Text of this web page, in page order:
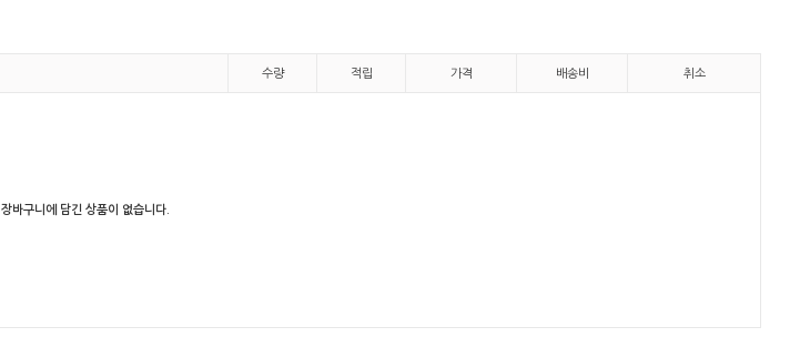
수량 적립 가격 배송비 취소
장바구니에 담긴 상품이 없습니다.